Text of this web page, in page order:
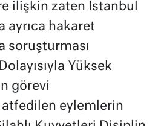
ilişkin zaten İstanbul
ayrıca hakaret
soruşturması
Yüksek
görevi
eylemlerin